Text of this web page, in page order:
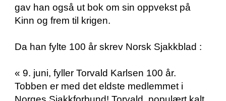
gav han også ut bok om sin oppvekst på
Kinn og frem til krigen.
Da han fylte 100 år skrev Norsk Sjakkblad :
« 9. juni, fyller Torvald Karlsen 100 år.
Tobben er med det eldste medlemmet i